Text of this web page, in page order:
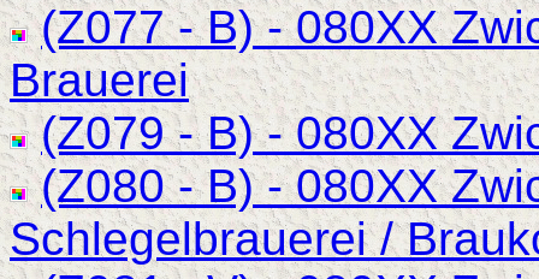
(Z077 - B) - 080XX
Brauerei
(Z079 - B) - 080XX
(Z080 - B) - 080XX
Schlegelbrauerei /